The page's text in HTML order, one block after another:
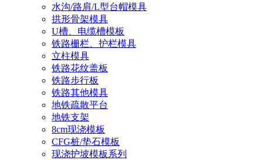
水沟/路肩/L型台帽模具
拱形骨架模具
U槽、电缆槽模板
铁路栅栏、护栏模具
立柱模具
铁路花纹盖板
铁路步行板
铁路其他模具
地铁疏散平台
地铁支架
8cm现浇模板
CFG桩/垫石模板
现浇护坡模板系列